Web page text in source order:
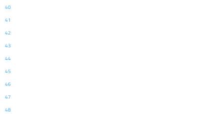
40
41
42
43
44
45
46
47
48